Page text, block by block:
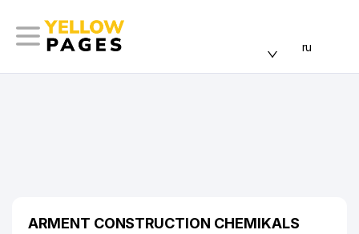
ru
ARMENT CONSTRUCTION CHEMIKALS